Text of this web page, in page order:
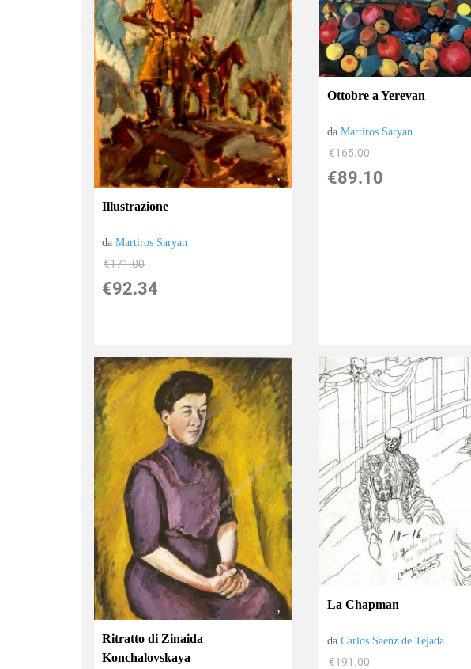
Illustrazione
daMartiros Saryan
€171.00
€92.34
Ottobre a Yerevan
daMartiros Saryan
€165.00
€89.10
Ritratto di Zinaida
Konchalovskaya
La Chapman
daCarlos Saenz de Tejada
€191.00